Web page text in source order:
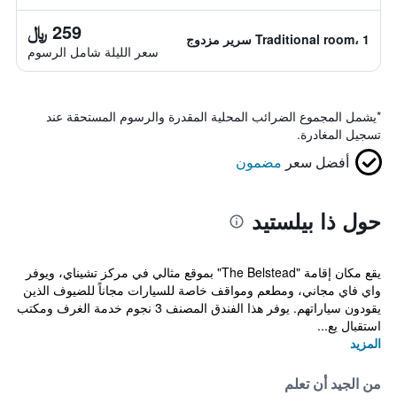
Traditional room، 1 سرير مزدوج 259 ﷼
سعر الليلة شامل الرسوم
*يشمل المجموع الضرائب المحلية المقدرة والرسوم المستحقة عند
تسجيل المغادرة.
أفضل سعر مضمون
حول ذا بيلستيد
يقع مكان إقامة "The Belstead" بموقع مثالي في مركز تشيناي، ويوفر
واي فاي مجاني، ومطعم ومواقف خاصة للسيارات مجاناً للضيوف الذين
يقودون سياراتهم. يوفر هذا الفندق المصنف 3 نجوم خدمة الغرف ومكتب
استقبال يع...
المزيد
من الجيد أن تعلم